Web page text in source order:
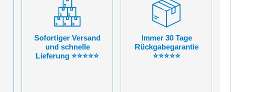
Sofortiger Versand
und schnelle
Lieferung ⭐⭐⭐⭐⭐
Immer 30 Tage
Rückgabegarantie
⭐⭐⭐⭐⭐